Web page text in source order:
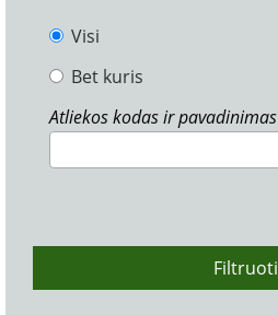
Visi
Bet kuris
Atliekos kodas ir pavadinimas
Filtruoti